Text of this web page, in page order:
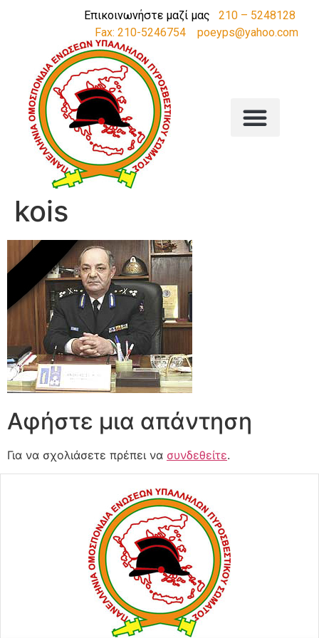
Επικοινωνήστε μαζί μας 210 – 5248128
Fax: 210-5246754
poeyps@yahoo.com
kois
Αφήστε μια απάντηση
Για να σχολιάσετε πρέπει να συνδεθείτε.